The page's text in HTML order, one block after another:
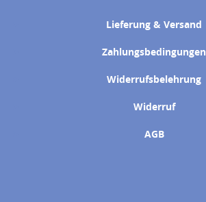
Lieferung & Versand
Zahlungsbedingungen
Widerrufsbelehrung
Widerruf
AGB